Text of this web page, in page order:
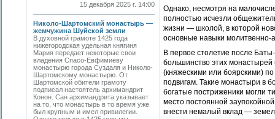
15 декабря 2025 г. 14:00
Николо-Шартомский монастырь —
жемчужина Шуйской земли
В духовной грамоте 1425 года
нижегородская удельная княгиня
Мария передает некоторые свои
владения Спасо-Евфимиеву
монастырю города Суздаля и Николо-
Шартомскому монастырю. От
Шартомской обители грамоту
подписал настоятель архимандрит
Конон. Сан архимандрита указывает
на то, что монастырь в то время уже
был крупным и имел привилегии.
Однако, несмотря на
полностью исчезли
жизни — школой, в которой
основные навыки молитвенно-
В первое столетие после
большинство этих монастырей
(княжескими или боярскими) по
подвигам. Такие монастыри в
богатые постриженики могли
место постоянной
внести немалый вклад —